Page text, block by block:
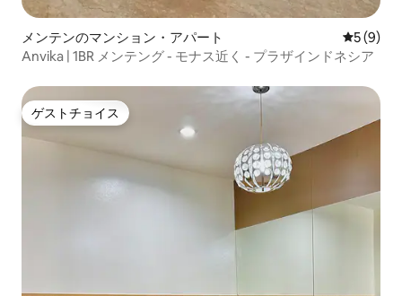
メンテンのマンション・アパート レビュー
5 (9)
Anvika | 1BR メンテング - モナス近く - プラザインドネシア
ゲストチョイス
ゲストチョイス